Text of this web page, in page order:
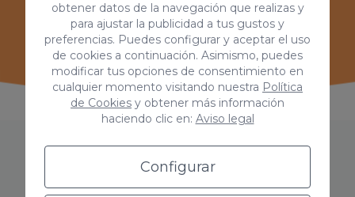
obtener datos de la navegación que realizas y
para ajustar la publicidad a tus gustos y
preferencias. Puedes configurar y aceptar el uso
de cookies a continuación. Asimismo, puedes
modificar tus opciones de consentimiento en
cualquier momento visitando nuestra Política
de Cookies y obtener más información
haciendo clic en: Aviso legal
Configurar
Asesoría y acompañamiento durante el
desarrollo de apps. Nos ajustamos a tus
necesidades.